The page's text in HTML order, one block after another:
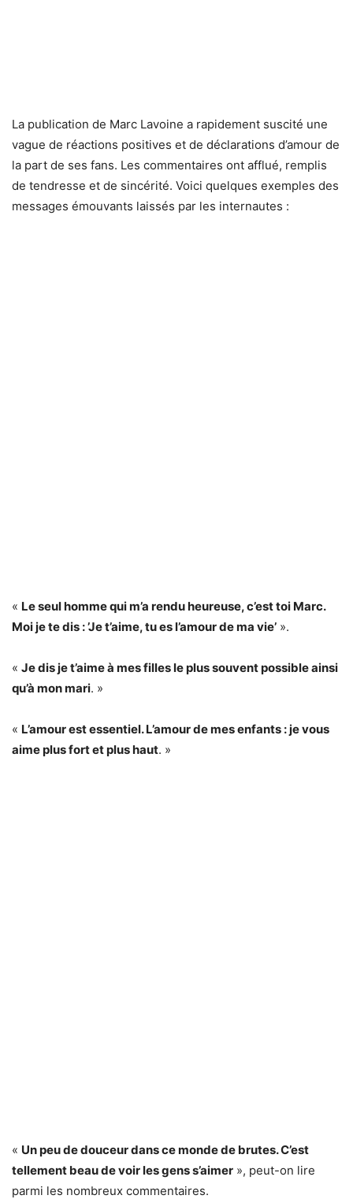
La publication de Marc Lavoine a rapidement suscité une
vague de réactions positives et de déclarations d’amour de
la part de ses fans. Les commentaires ont afflué, remplis
de tendresse et de sincérité. Voici quelques exemples des
messages émouvants laissés par les internautes :
« Le seul homme qui m’a rendu heureuse, c’est toi Marc.
Moi je te dis : ’Je t’aime, tu es l’amour de ma vie’ ».
« Je dis je t’aime à mes filles le plus souvent possible ainsi
qu’à mon mari. »
« L’amour est essentiel. L’amour de mes enfants : je vous
aime plus fort et plus haut. »
« Un peu de douceur dans ce monde de brutes. C’est
tellement beau de voir les gens s’aimer », peut-on lire
parmi les nombreux commentaires.